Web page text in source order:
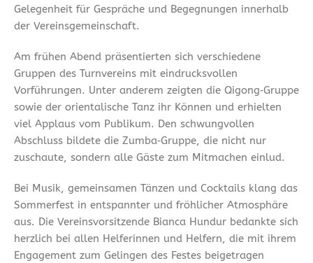
Gelegenheit für Gespräche und Begegnungen innerhalb
der Vereinsgemeinschaft.
Am frühen Abend präsentierten sich verschiedene
Gruppen des Turnvereins mit eindrucksvollen
Vorführungen. Unter anderem zeigten die Qigong‑Gruppe
sowie der orientalische Tanz ihr Können und erhielten
viel Applaus vom Publikum. Den schwungvollen
Abschluss bildete die Zumba‑Gruppe, die nicht nur
zuschaute, sondern alle Gäste zum Mitmachen einlud.
Bei Musik, gemeinsamen Tänzen und Cocktails klang das
Sommerfest in entspannter und fröhlicher Atmosphäre
aus. Die Vereinsvorsitzende Bianca Hundur bedankte sich
herzlich bei allen Helferinnen und Helfern, die mit ihrem
Engagement zum Gelingen des Festes beigetragen